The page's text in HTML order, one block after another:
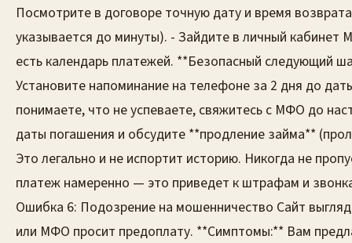
Посмотрите в договоре точную дату и время
указывается до минуты). - Зайдите в личный
есть календарь платежей. **Безопасный следующий
Установите напоминание на телефоне за 2 дня до
понимаете, что не успеваете, свяжитесь с МФО до
даты погашения и обсудите **продление займа**
Это легально и не испортит историю. Никогда не
платеж намеренно — это приведет к штрафам и
Ошибка 6: Подозрение на мошенничество Сайт
или МФО просит предоплату. **Симптомы:** Вам